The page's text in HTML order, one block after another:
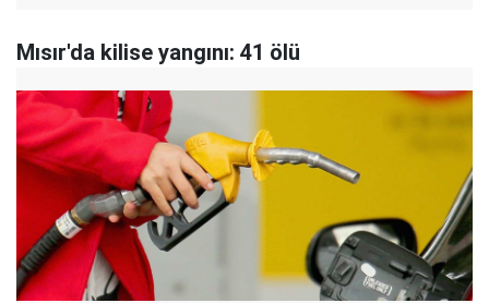
Mısır'da kilise yangını: 41 ölü